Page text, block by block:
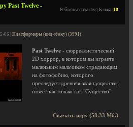
Past Twelve -
Рейтинга пока нет | Баллы: 10
06 | Платформеры (вид сбоку) (3991)
Past Twelve - сюрреалистический
2D хоррор, в котором вы играете
маленьким мальчиком страдающим
на фотофобию, которого
преследует древняя злая сущность,
известная только как "Существо".
Скачать игру (58.33 Мб.)